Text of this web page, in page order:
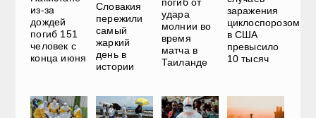
из-за
дождей
погиб 151
человек с
конца июня
Словакия
пережили
самый
жаркий
день в
истории
погиб от
удара
молнии во
время
матча в
Таиланде
заражения
циклоспорозом
в США
превысило
10 тысяч